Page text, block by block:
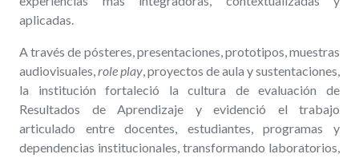
aplicadas.
A través de pósteres, presentaciones, prototipos, muestras
audiovisuales,role play, proyectos de aula y sustentaciones,
la institución fortaleció la cultura de evaluación de
Resultados de Aprendizaje y evidenció el trabajo
articulado entre docentes, estudiantes, programas y
dependencias institucionales, transformando laboratorios,